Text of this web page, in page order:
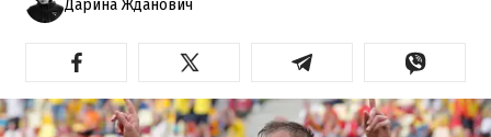
Дарина Жданович